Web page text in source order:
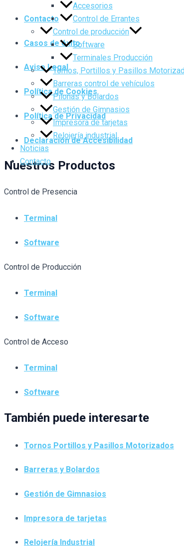
Accesorios
Control de Errantes
Control de producción
Software
Terminales Producción
Tornos, Portillos y Pasillos
Barreras control de vehículos
Pilonas y Bolardos
Gestión de Gimnasios
Impresora de tarjetas
Relojería industrial
Noticias
Contacto
Contacto
Casos de éxito
Aviso Legal
Política de Cookies
Política de Privacidad
Declaración de Accesibilidad
Nuestros Productos
Control de Presencia
Terminal
Software
Control de Producción
Terminal
Software
Control de Acceso
Terminal
Software
También puede interesarte
Tornos Portillos y Pasillos Motorizados
Barreras y Bolardos
Gestión de Gimnasios
Impresora de tarjetas
Relojería Industrial